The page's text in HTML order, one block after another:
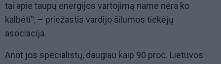
tai apie taupų energijos vartojimą name nėra ko
kalbėti“, – priežastis vardijo šilumos tiekėjų
asociacija.
Anot jos specialistų, daugiau kaip 90 proc. Lietuvos